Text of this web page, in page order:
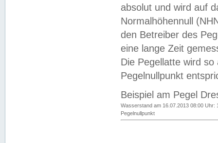
absolut und wird auf
Normalhöhennull
den Betreiber des
eine lange Zeit
Die Pegellatte wird
Pegelnullpunkt
Beispiel am Pegel
Wasserstand am 16.07.2013 08:00 Uhr:
Pegelnullpunkt